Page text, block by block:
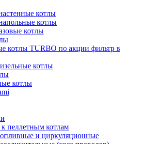
котлы
котлы
котлы
котлы TURBO по акции фильтр в
котлы
котлы
к пеллетным котлам
и циркуляционные